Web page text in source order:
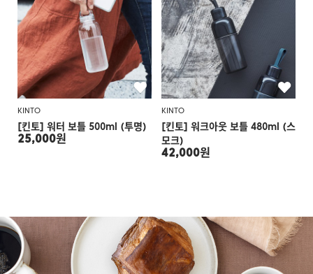
KINTO
[킨토] 워터 보틀 500ml (투명)
25,000원
KINTO
[킨토] 워크아웃 보틀 480ml (스
모크)
42,000원